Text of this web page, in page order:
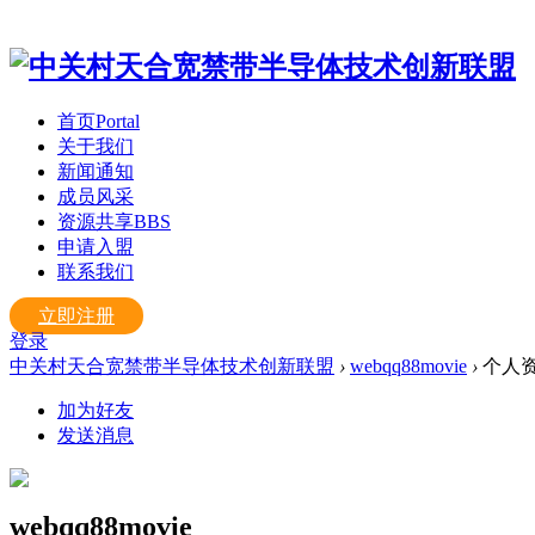
首页Portal
关于我们
新闻通知
成员风采
资源共享BBS
申请入盟
联系我们
立即注册
登录
中关村天合宽禁带半导体技术创新联盟 › webqq88movie › 个人
加为好友
发送消息
webqq88movie